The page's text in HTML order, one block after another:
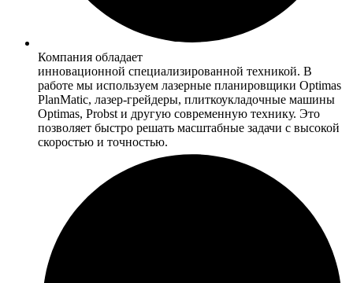
Компания обладает
инновационной специализированной техникой. В
работе мы используем лазерные планировщики Optimas
PlanMatic, лазер-грейдеры, плиткоукладочные машины
Optimas, Probst и другую современную технику. Это
позволяет быстро решать масштабные задачи с высокой
скоростью и точностью.